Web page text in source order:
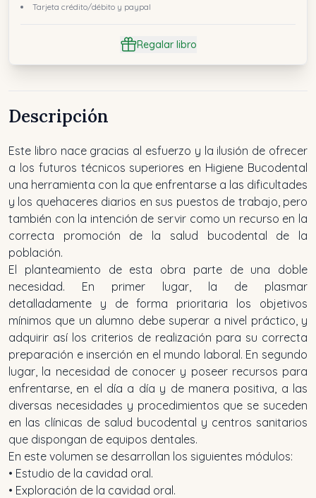
Tarjeta crédito/débito y paypal
Regalar libro
Descripción
Este libro nace gracias al esfuerzo y la ilusión de ofrecer
a los futuros técnicos superiores en Higiene Bucodental
una herramienta con la que enfrentarse a las dificultades
y los quehaceres diarios en sus puestos de trabajo, pero
también con la intención de servir como un recurso en la
correcta promoción de la salud bucodental de la
población.
El planteamiento de esta obra parte de una doble
necesidad. En primer lugar, la de plasmar
detalladamente y de forma prioritaria los objetivos
mínimos que un alumno debe superar a nivel práctico, y
adquirir así los criterios de realización para su correcta
preparación e inserción en el mundo laboral. En segundo
lugar, la necesidad de conocer y poseer recursos para
enfrentarse, en el día a día y de manera positiva, a las
diversas necesidades y procedimientos que se suceden
en las clínicas de salud bucodental y centros sanitarios
que dispongan de equipos dentales.
En este volumen se desarrollan los siguientes módulos:
• Estudio de la cavidad oral.
• Exploración de la cavidad oral.